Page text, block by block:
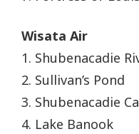
Wisata Air
1. Shubenacadie
2. Sullivan’s Pond
3. Shubenacadie
4. Lake Banook